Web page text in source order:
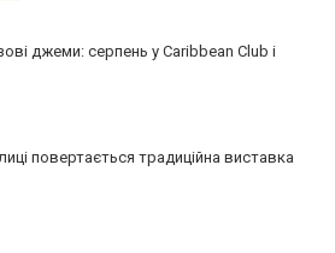
джеми: серпень у Caribbean Club і
повертається традиційна виставка